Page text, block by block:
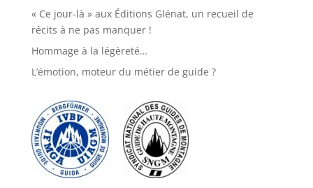
« Ce jour-là » aux Éditions Glénat, un recueil de
récits à ne pas manquer !
Hommage à la légèreté…
L’émotion, moteur du métier de guide ?